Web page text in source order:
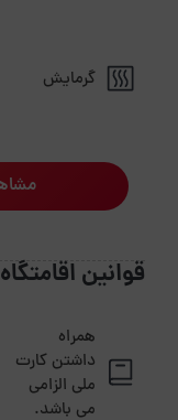
گرمایش
قوانین اقامتگاه
همراه
داشتن کارت
ملی الزامی
می باشد.